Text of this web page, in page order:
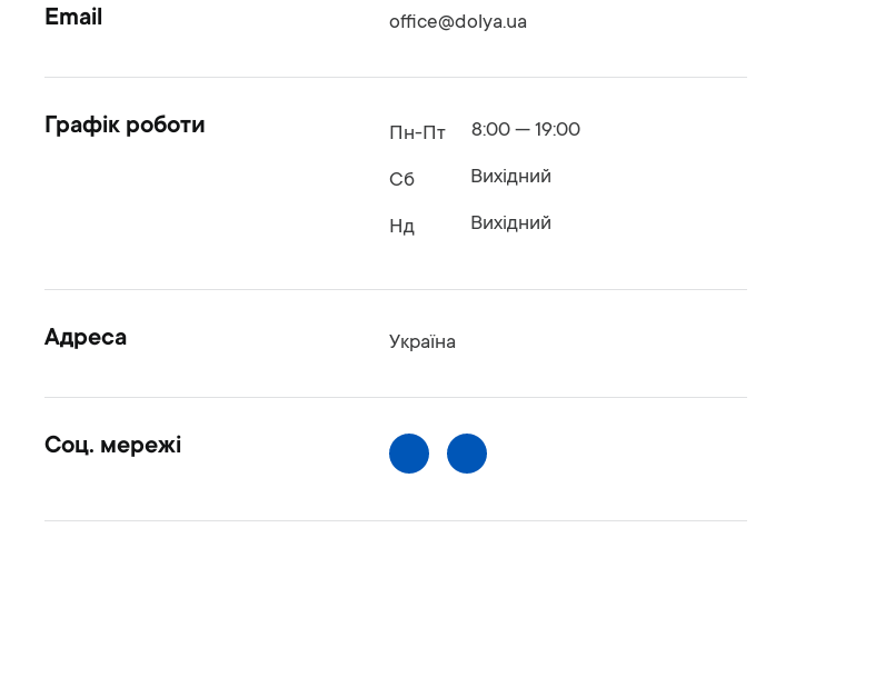
Email office@dolya.ua
Графік роботи Пн-Пт 8:00 — 19:00
Сб Вихідний
Нд Вихідний
Адреса Україна
Cоц. мережі